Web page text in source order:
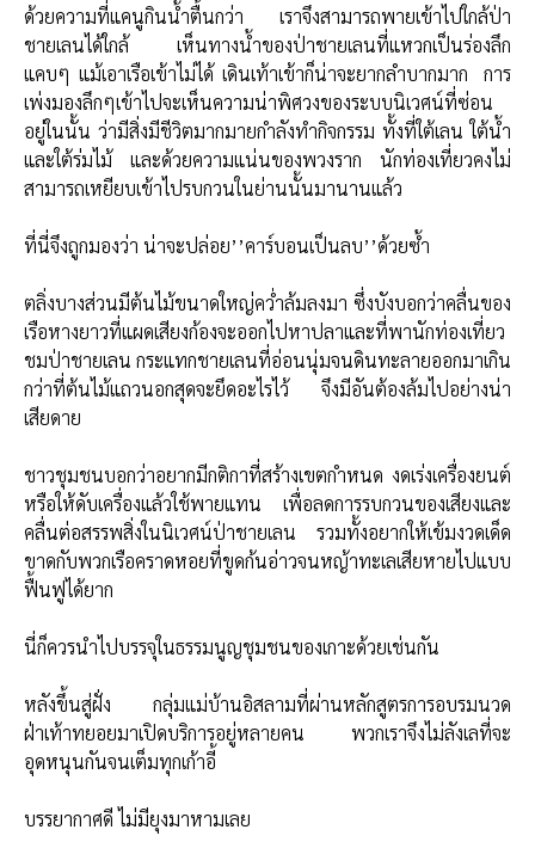
ด้วยความที่แคนูกินน้ำตื้นกว่า เราจึงสามารถพายเข้าไปใกล้ป่า
ชายเลนได้ใกล้ เห็นทางน้ำของป่าชายเลนที่แหวกเป็นร่องลึก
แคบๆ แม้เอาเรือเข้าไม่ได้ เดินเท้าเข้าก็น่าจะยากลำบากมาก การ
เพ่งมองลึกๆเข้าไปจะเห็นความน่าพิศวงของระบบนิเวศน์ที่ซ่อน
อยู่ในนั้น ว่ามีสิ่งมีชีวิตมากมายกำลังทำกิจกรรม ทั้งที่ใต้เลน ใต้น้ำ
และใต้ร่มไม้ และด้วยความแน่นของพวงราก นักท่องเที่ยวคงไม่
สามารถเหยียบเข้าไปรบกวนในย่านนั้นมานานแล้ว
ที่นี่จึงถูกมองว่า น่าจะปล่อย’’คาร์บอนเป็นลบ’’ด้วยซ้ำ
ตลิ่งบางส่วนมีต้นไม้ขนาดใหญ่คว่ำล้มลงมา ซึ่งบังบอกว่าคลื่นของ
เรือหางยาวที่แผดเสียงก้องจะออกไปหาปลาและที่พานักท่องเที่ยว
ชมป่าชายเลน กระแทกชายเลนที่อ่อนนุ่มจนดินทะลายออกมาเกิน
กว่าที่ต้นไม้แถวนอกสุดจะยึดอะไรไว้ จึงมีอันต้องล้มไปอย่างน่า
เสียดาย
ชาวชุมชนบอกว่าอยากมีกติกาที่สร้างเขตกำหนด งดเร่งเครื่องยนต์
หรือให้ดับเครื่องแล้วใช้พายแทน เพื่อลดการรบกวนของเสียงและ
คลื่นต่อสรรพสิ่งในนิเวศน์ป่าชายเลน รวมทั้งอยากให้เข้มงวดเด็ด
ขาดกับพวกเรือคราดหอยที่ขูดก้นอ่าวจนหญ้าทะเลเสียหายไปแบบ
ฟื้นฟูได้ยาก
นี่ก็ควรนำไปบรรจุในธรรมนูญชุมชนของเกาะด้วยเช่นกัน
หลังขึ้นสู่ฝั่ง กลุ่มแม่บ้านอิสลามที่ผ่านหลักสูตรการอบรมนวด
ฝ่าเท้าทยอยมาเปิดบริการอยู่หลายคน พวกเราจึงไม่ลังเลที่จะ
อุดหนุนกันจนเต็มทุกเก้าอี้
บรรยากาศดี ไม่มียุงมาหามเลย